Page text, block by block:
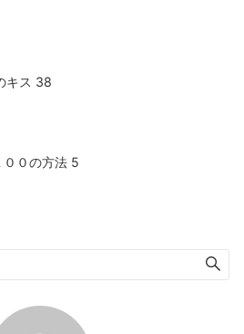
キス 38
０の方法 5